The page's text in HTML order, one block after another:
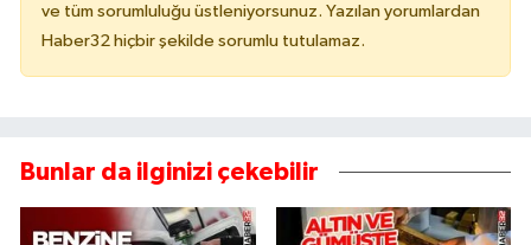
ve tüm sorumluluğu üstleniyorsunuz. Yazılan yorumlardan
Haber32 hiçbir şekilde sorumlu tutulamaz.
Bunlar da ilginizi çekebilir